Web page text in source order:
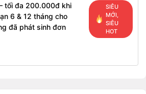
tối đa 200.000đ khi
6 & 12 tháng cho
đã phát sinh đơn
SIÊU
MỚI,
SIÊU
HOT